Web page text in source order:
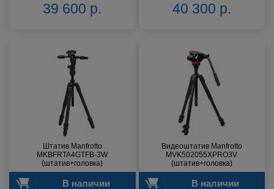
39 600 р. 40 300 р.
Штатив Manfrotto
MKBFRTA4GTFB-3W
(штатив+головка)
В наличии
Видеоштатив Manfrotto
MVK502055XPRO3V
(штатив+головка)
В наличии